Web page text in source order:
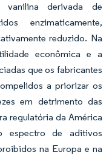
derivada de
enzimaticamente,
reduzido. Na
econômica e a
que os fabricantes
a priorizar os
em detrimento das
regulatória da América
espectro de aditivos
na Europa e na